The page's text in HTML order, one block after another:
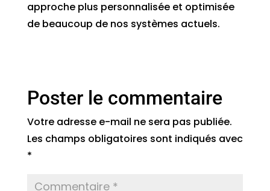
approche plus personnalisée et optimisée
de beaucoup de nos systèmes actuels.
Poster le commentaire
Votre adresse e-mail ne sera pas publiée.
Les champs obligatoires sont indiqués avec
*